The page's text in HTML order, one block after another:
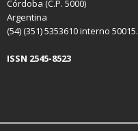
Córdoba (C.P. 5000)
Argentina
(54) (351) 5353610 interno 50015.
ISSN 2545-8523